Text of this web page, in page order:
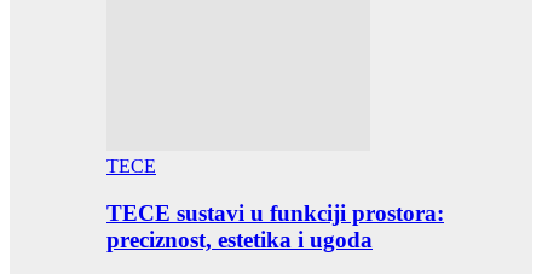
TECE
TECE sustavi u funkciji prostora:
preciznost, estetika i ugoda